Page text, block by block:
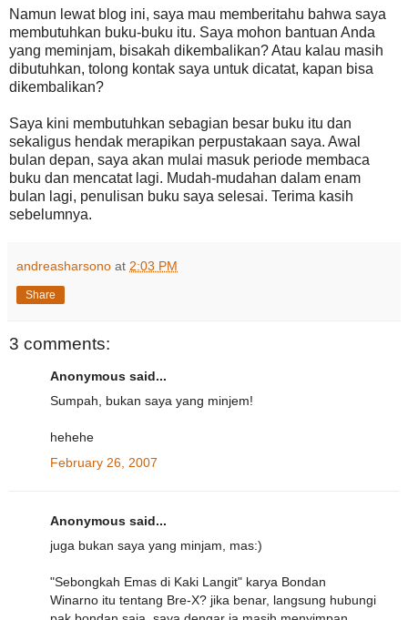
Namun lewat blog ini, saya mau memberitahu bahwa saya
membutuhkan buku-buku itu. Saya mohon bantuan Anda
yang meminjam, bisakah dikembalikan? Atau kalau masih
dibutuhkan, tolong kontak saya untuk dicatat, kapan bisa
dikembalikan?
Saya kini membutuhkan sebagian besar buku itu dan
sekaligus hendak merapikan perpustakaan saya. Awal
bulan depan, saya akan mulai masuk periode membaca
buku dan mencatat lagi. Mudah-mudahan dalam enam
bulan lagi, penulisan buku saya selesai. Terima kasih
sebelumnya.
andreasharsono at 2:03 PM
Share
3 comments:
Anonymous said...
Sumpah, bukan saya yang minjem!
hehehe
February 26, 2007
Anonymous said...
juga bukan saya yang minjam, mas:)
"Sebongkah Emas di Kaki Langit" karya Bondan
Winarno itu tentang Bre-X? jika benar, langsung hubungi